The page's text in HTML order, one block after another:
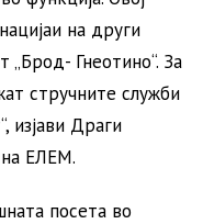
на други
Гнеотино“. За
стручните служби
изјави Драги
ЕЛЕМ.
посета во